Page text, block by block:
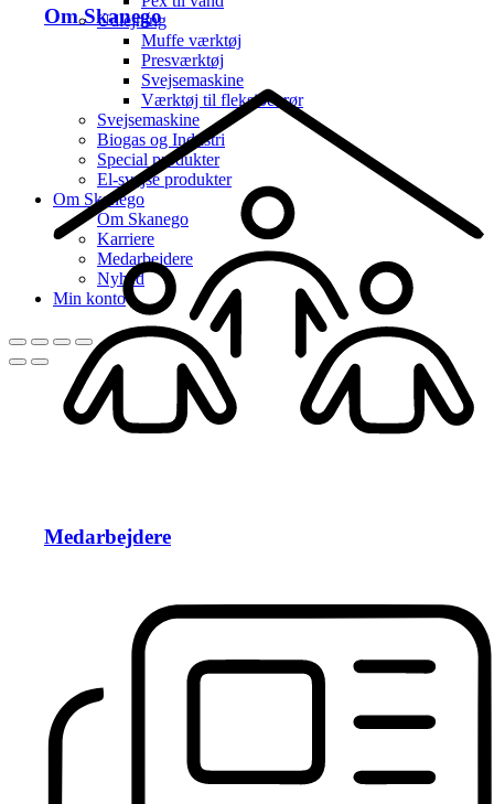
Om Skanego
Medarbejdere
Udlejning
Muffe værktøj
Presværktøj
Svejsemaskine
Værktøj til fleksibel rør
Svejsemaskine
Biogas og Industri
Special produkter
El-svejse produkter
Om Skanego
Om Skanego
Karriere
Medarbejdere
Nyhed
Min konto